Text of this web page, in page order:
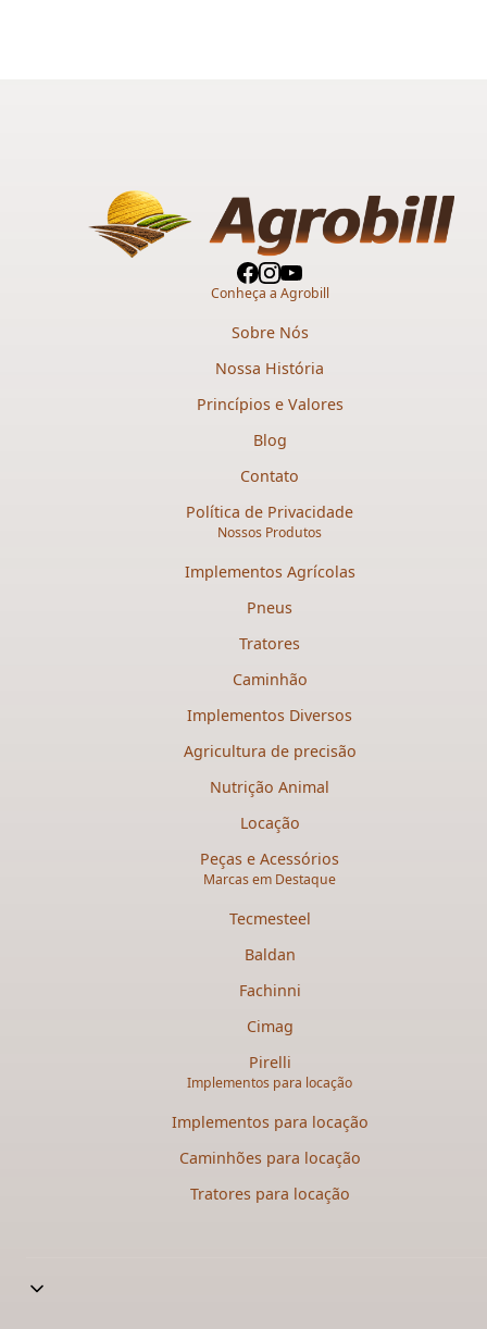
Conheça a Agrobill
Sobre Nós
Nossa História
Princípios e Valores
Blog
Contato
Política de Privacidade
Nossos Produtos
Implementos Agrícolas
Pneus
Tratores
Caminhão
Implementos Diversos
Agricultura de precisão
Nutrição Animal
Locação
Peças e Acessórios
Marcas em Destaque
Tecmesteel
Baldan
Fachinni
Cimag
Pirelli
Implementos para locação
Implementos para locação
Caminhões para locação​
Tratores para locação​